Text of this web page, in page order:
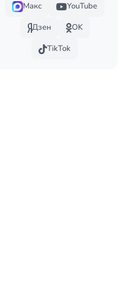
Макс
YouTube
Дзен
OK
TikTok